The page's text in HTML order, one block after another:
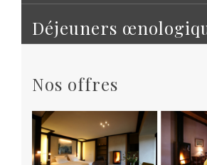
Déjeuners
Nos offres